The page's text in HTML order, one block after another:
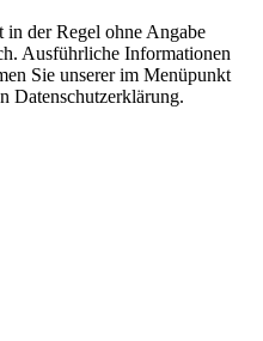
in der Regel ohne Angabe
Ausführliche Informationen
Sie unserer im Menüpunkt